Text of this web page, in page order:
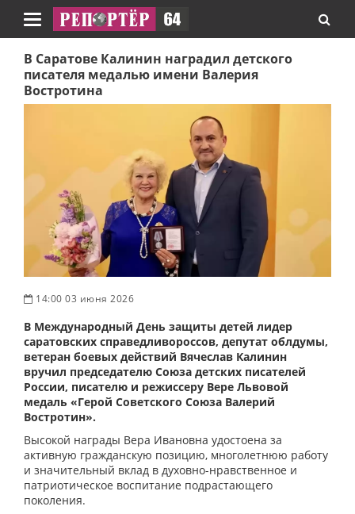
Навигация
В Саратове Калинин наградил детского
писателя медалью имени Валерия
Востротина
14:00 03 июня 2026
В Международный День защиты детей лидер
саратовских справедливороссов, депутат облдумы,
ветеран боевых действий Вячеслав Калинин
вручил председателю Союза детских писателей
России, писателю и режиссеру Вере Львовой
медаль «Герой Советского Союза Валерий
Востротин».
Высокой награды Вера Ивановна удостоена за
активную гражданскую позицию, многолетнюю работу
и значительный вклад в духовно-нравственное и
патриотическое воспитание подрастающего
поколения.